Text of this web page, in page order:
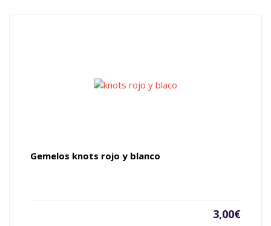
Gemelos knots rojo y blanco
3,00€